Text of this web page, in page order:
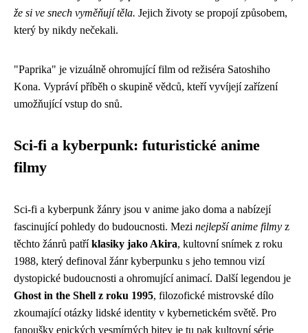
že si ve snech vyměňují těla. Jejich životy se propojí způsobem,
který by nikdy nečekali.
"Paprika" je vizuálně ohromující film od režiséra Satoshiho
Kona. Vypráví příběh o skupině vědců, kteří vyvíjejí zařízení
umožňující vstup do snů.
Sci-fi a kyberpunk: futuristické anime
filmy
Sci-fi a kyberpunk žánry jsou v anime jako doma a nabízejí
fascinující pohledy do budoucnosti. Mezi nejlepší anime filmy z
těchto žánrů patříklasiky jako Akira, kultovní snímek z roku
1988, který definoval žánr kyberpunku s jeho temnou vizí
dystopické budoucnosti a ohromující animací. Další legendou je
Ghost in the Shell z roku 1995, filozofické mistrovské dílo
zkoumající otázky lidské identity v kybernetickém světě. Pro
fanoušky epických vesmírných bitev je tu pak kultovní série